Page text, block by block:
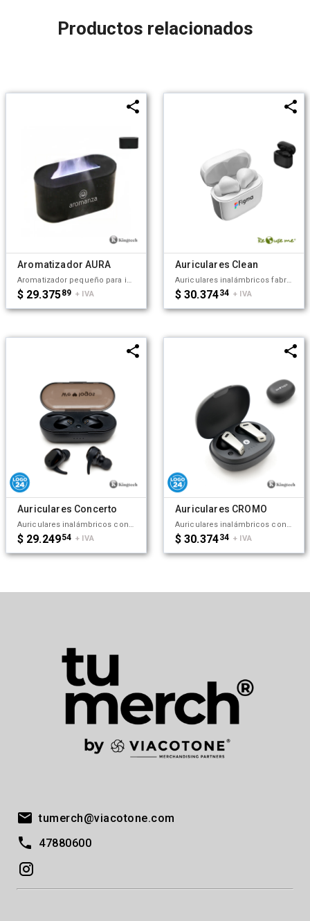
Productos relacionados
Aromatizador AURA
Aromatizador pequeño para interiores. Hecho a base de ABS y PP. Ideal para colocar en espacios cerrados y mantener un agradable aroma en el lugar. Kingtech.
$ 29.37589 + IVA
Auriculares Clean
Auriculares inalámbricos fabricados en ABS reciclado. Cada auricular cuenta con un botón touch que permite contestar y finalizar llamadas, reproducir y pausar música, cambiar a la siguiente o anterior canción. Tienen tecnología Bluetooth 5.3, una duración de batería de aproximadamente 5 horas y un estuche de carga de 200 mAh, el cual se carga a través de un cable usb c. Los auriculares cuentan con almohadillas de diferentes tamaños, y viene dentro de una caja de cartón junto a su manual de instrucciones y cable cargador. Dimensiones: 5 x 4,8x 2,5 cm. Incluye Gift Box confeccionada en cartulina Kraft. ReUseMe.
$ 30.37434 + IVA
Auriculares Concerto
$ 29.24954 + IVA
Auriculares CROMO
$ 30.37434 + IVA
tumerch@viacotone.com
47880600